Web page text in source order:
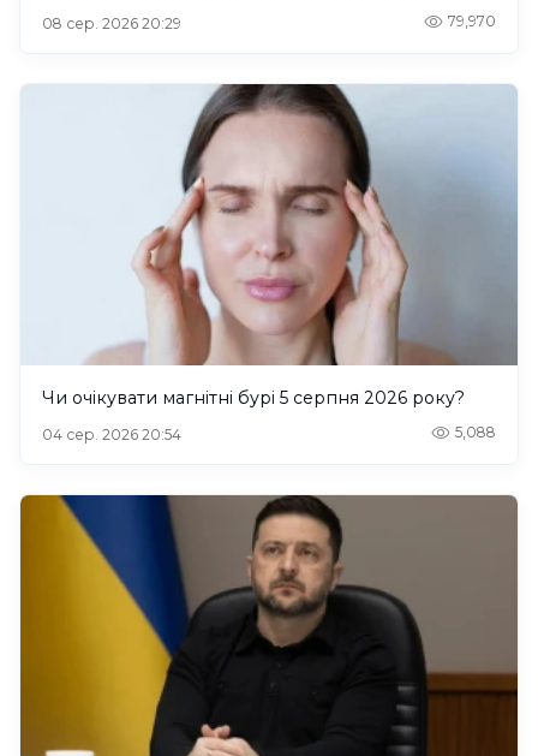
08 сер. 2026 20:29 79,970
Чи очікувати магнітні бурі 5 серпня 2026 року?
04 сер. 2026 20:54 5,088